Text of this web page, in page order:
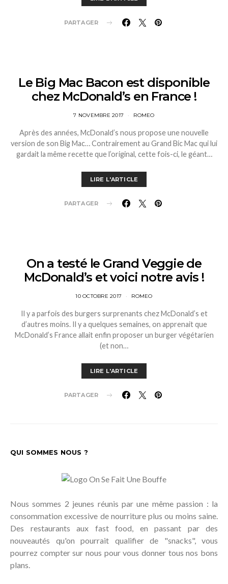
PARTAGER
Le Big Mac Bacon est disponible
chez McDonald’s en France !
7 NOVEMBRE 2017 ROMEO
Après des années, McDonald’s nous propose une nouvelle
version de son Big Mac… Contrairement au Grand Bic Mac qui lui
gardait la même recette que l’original, cette fois-ci, le géant…
LIRE L'ARTICLE
PARTAGER
On a testé le Grand Veggie de
McDonald’s et voici notre avis !
10 OCTOBRE 2017 ROMEO
Il y a parfois des burgers surprenants chez McDonald’s et
d’autres moins. Il y a quelques semaines, on apprenait que
McDonald’s France allait enfin proposer un burger végétarien
(et non…
LIRE L'ARTICLE
PARTAGER
QUI SOMMES NOUS ?
Nous sommes 2 jeunes réunis par une même passion : la
consommation excessive de nourriture plus ou moins saine.
Des restaurants aux fast food, en passant par des
nouveautés qu'on pourrait qualifier de "snacks", vous
pourrez compter sur nous pour vous donner tous nos bons
plans.